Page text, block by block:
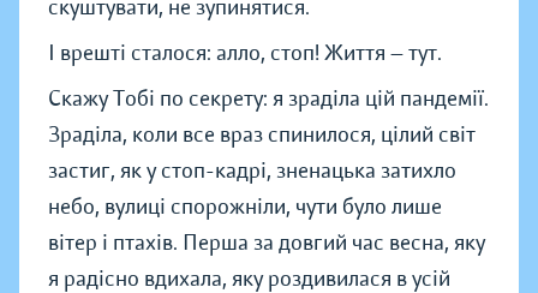
скуштувати, не зупинятися.
І врешті сталося: алло, стоп! Життя — тут.
Скажу Тобі по секрету: я зраділа цій пандемії.
Зраділа, коли все враз спинилося, цілий світ
застиг, як у стоп-кадрі, зненацька затихло
небо, вулиці спорожніли, чути було лише
вітер і птахів. Перша за довгий час весна, яку
я радісно вдихала, яку роздивилася в усій